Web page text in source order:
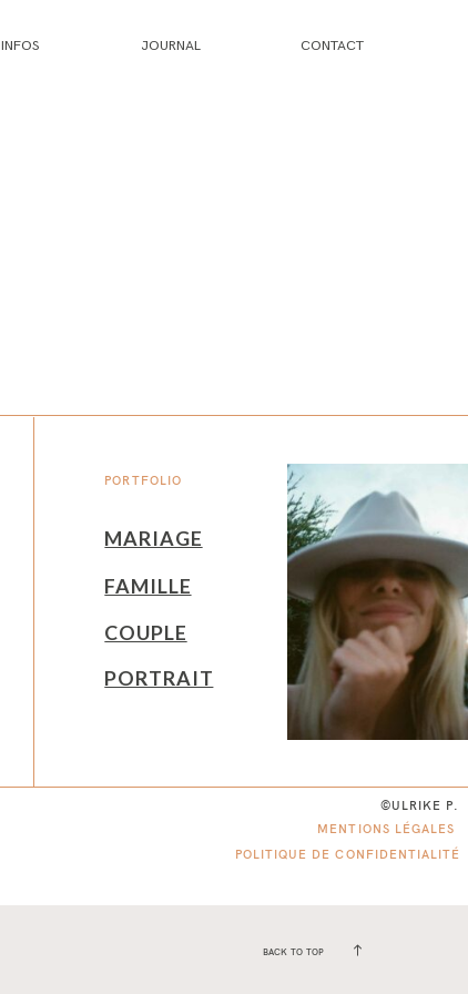
INFOS JOURNAL CONTACT
PORTFOLIO
MARIAGE
FAMILLE
COUPLE
PORTRAIT
©ULRIKE P.
MENTIONS LÉGALES
POLITIQUE DE CONFIDENTIALITÉ
BACK TO TOP